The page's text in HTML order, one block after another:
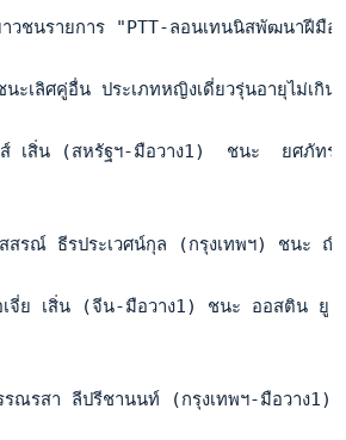
วชนรายการ "PTT-ลอนเทนนิสพัฒนาฝีมือ
นะเลิศคู่อื่น ประเภทหญิงเดี่ยวรุ่นอายุไม่
เสิ่น (สหรัฐฯ-มือวาง1)  ชนะ  ยศภั
รณ์ ธีรประเวศน์กุล (กรุงเทพฯ) ชนะ
เจี่ย เสิ่น (จีน-มือวาง1) ชนะ ออสติน
รณรสา ลีปรีชานนท์ (กรุงเทพฯ-มือวาง